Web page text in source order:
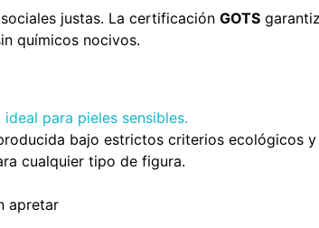
justas. La certificación GOTS
químicos nocivos.
ideal para pieles sensibles.
bajo estrictos criterios ecológicos y
cualquier tipo de figura.
apretar